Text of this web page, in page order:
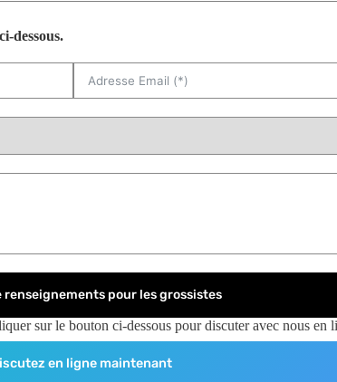
dessous.
renseignements pour les grossistes
sur le bouton ci-dessous pour discuter avec nous en
en ligne maintenant